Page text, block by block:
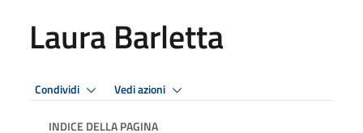
Laura Barletta
Condividi Vedi azioni
INDICE DELLA PAGINA